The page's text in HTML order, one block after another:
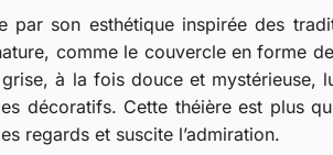
son esthétique inspirée des
comme le couvercle en forme
à la fois douce et mystérieuse,
décoratifs. Cette théière est plus
regards et suscite l’admiration.